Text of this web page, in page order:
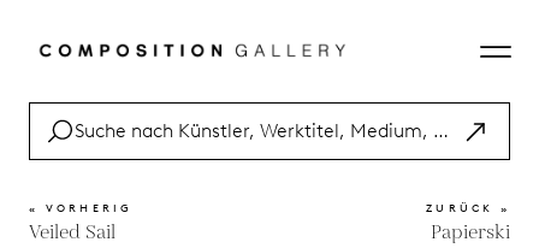
« VORHERIG
Veiled Sail
ZURÜCK »
Papierski